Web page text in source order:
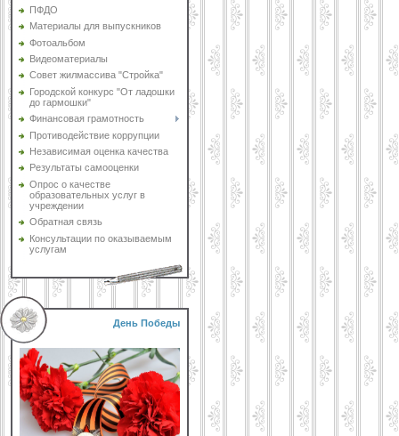
ПФДО
Материалы для выпускников
Фотоальбом
Видеоматериалы
Совет жилмассива "Стройка"
Городской конкурс "От ладошки
до гармошки"
Финансовая грамотность
Противодействие коррупции
Независимая оценка качества
Результаты самооценки
Опрос о качестве
образовательных услуг в
учреждении
Обратная связь
Консультации по оказываемым
услугам
День Победы